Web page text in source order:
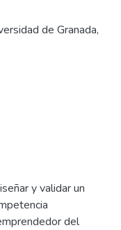
de Granada,
y validar un
del